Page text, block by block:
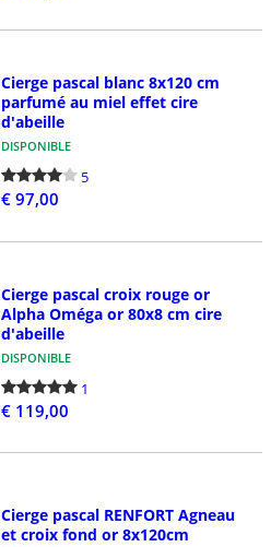
Cierge pascal blanc 8x120 cm
parfumé au miel effet cire
d'abeille
DISPONIBLE
5
€ 97,00
Cierge pascal croix rouge or
Alpha Oméga or 80x8 cm cire
d'abeille
DISPONIBLE
1
€ 119,00
Cierge pascal RENFORT Agneau
et croix fond or 8x120cm